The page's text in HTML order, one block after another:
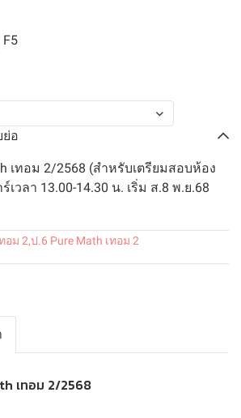
F5
อ
เทอม 2/2568 (สำหรับเตรียมสอบห้อง
เวลา 13.00-14.30 น. เริ่ม ส.8 พ.ย.68
อม 2,ป.6 Pure Math เทอม 2
เทอม 2/2568